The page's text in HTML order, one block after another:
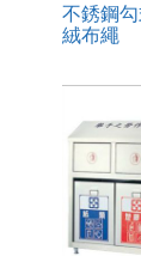
不銹鋼
絨布繩